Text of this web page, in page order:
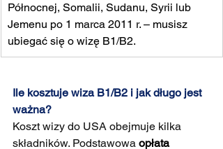
Północnej, Somalii, Sudanu, Syrii lub
Jemenu po 1 marca 2011 r. – musisz
ubiegać się o wizę B1/B2.
Ile kosztuje wiza B1/B2 i jak długo jest
ważna?
Koszt wizy do USA obejmuje kilka
składników. Podstawowa opłata